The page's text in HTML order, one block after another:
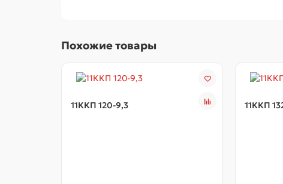
Похожие товары
11ККП 120-9,3 11ККП